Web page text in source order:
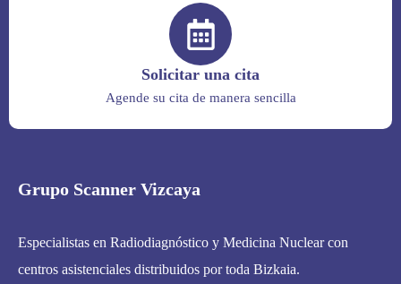
Solicitar una cita
Agende su cita de manera sencilla
Grupo Scanner Vizcaya
Especialistas en Radiodiagnóstico y Medicina Nuclear con
centros asistenciales distribuidos por toda Bizkaia.